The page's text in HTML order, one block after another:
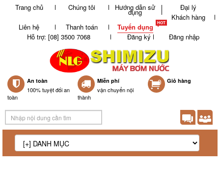
Trang chủ Chúng tôi Hướng dẫn sử
dụng
Đại lý
Khách hàng
Liên hệ
Thanh toán
Tuyển dụng
Đăng nhập
Đăng ký
Hỗ trợ: [08] 3500 7068
An toàn
100% tuyệt đối an
toàn
Miễn phí
vận chuyển nội
thành
0 Giỏ hàng